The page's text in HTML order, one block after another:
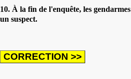
10. À la fin de l'enquête, les gendarmes
un suspect.